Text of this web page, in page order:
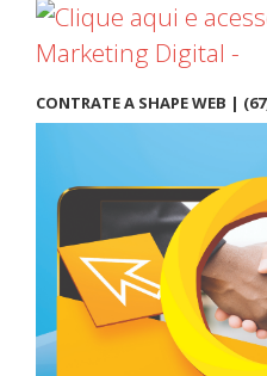
CONTRATE A SHAPE WEB |